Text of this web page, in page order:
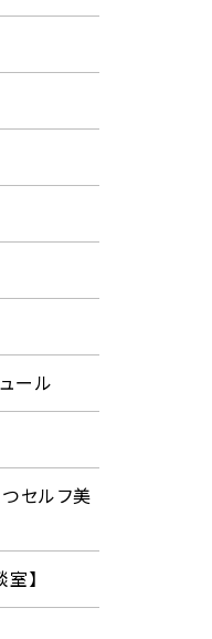
ール
セルフ美
】